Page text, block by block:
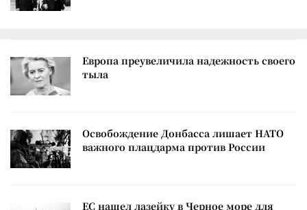
Европа преувеличила надежность своего
тыла
Освобождение Донбасса лишает НАТО
важного плацдарма против России
ЕС нашел лазейку в Черное море для